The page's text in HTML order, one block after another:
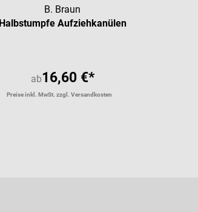
B. Braun
Halbstumpfe Aufziehkanülen
ab16,60 €*
Preise inkl. MwSt. zzgl. Versandkosten